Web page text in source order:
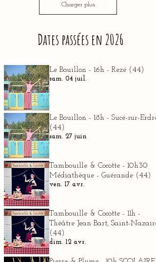
Charger plus
Dates passées en 2026
Le Bouillon - 16h - Rezé (44)
sam. 04 juil.
Le Bouillon - 18h - Sucé-sur-Erdre
(44)
sam. 27 juin
Tambouille & Cocotte - 10h30
Médiathèque - Guérande (44)
ven. 17 avr.
Tambouille & Cocotte - 11h -
Théâtre Jean Bart, Saint-Nazaire
(44)
dim. 12 avr.